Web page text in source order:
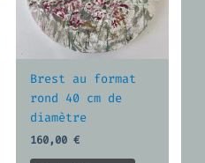
Brest au format
rond 40 cm de
diamètre
160,00€